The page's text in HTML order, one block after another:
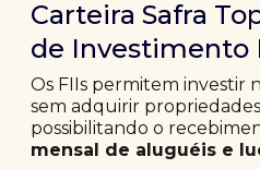
Carteira Safra
de Investimento
Os FIIs permitem investir
sem adquirir
possibilitando o
mensal de aluguéis e